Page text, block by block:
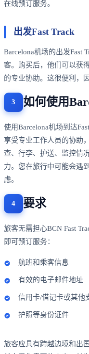
在线预订服务。
出发Fast Track
Barcelona机场的出发Fast
客。购买后，他们可以获
的专业协助。这很便利，
如何使用
使用Barcelona机场到达
享受专业工作人员的协助
查、行李、护送、监控情
力。您在旅行中可能会遇
虑。
要求
旅客无需担心BCN Fast
即可预订服务：
航班和乘客信息
有效的电子邮件地址
信用卡/借记卡或其他
护照等身份证件
旅客应具有跨越边境和出